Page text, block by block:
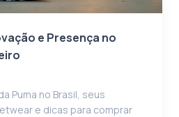
e Presença no
Puma no Brasil, seus
e dicas para comprar